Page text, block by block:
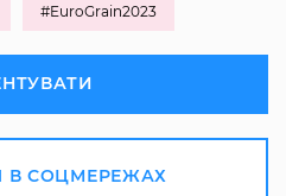
#EuroGrain2023
В СОЦМЕРЕЖАХ